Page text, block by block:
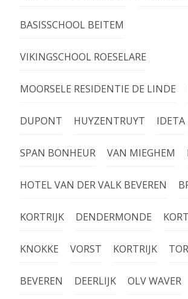
BASISSCHOOL BEITEM
VIKINGSCHOOL ROESELARE
MOORSELE RESIDENTIE DE LINDE
DUPONT HUYZENTRUYT IDETA
SPAN BONHEUR VAN MIEGHEM
HOTEL VAN DER VALK BEVEREN
KORTRIJK DENDERMONDE
KNOKKE VORST KORTRIJK
BEVEREN DEERLIJK OLV WAVER